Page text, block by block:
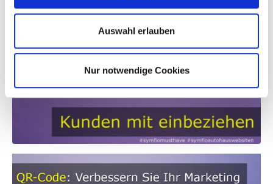
Auswahl erlauben
Nur notwendige Cookies